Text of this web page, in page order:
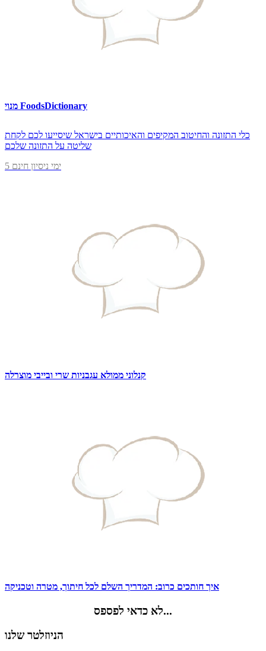
מנוי FoodsDictionary
כלי התזונה והחיטוב המקיפים והאיכותיים בישראל שיסייעו לכם לקחת
שליטה על התזונה שלכם
5 ימי ניסיון חינם
קנלוני ממולא עגבניות שרי ובייבי מוצרלה
איך חותכים כרוב: המדריך השלם לכל חיתוך, מטרה וטכניקה
לא כדאי לפספס...
הניוזלטר שלנו